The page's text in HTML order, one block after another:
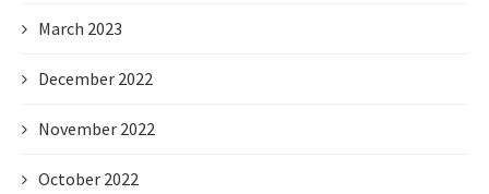
March 2023
December 2022
November 2022
October 2022